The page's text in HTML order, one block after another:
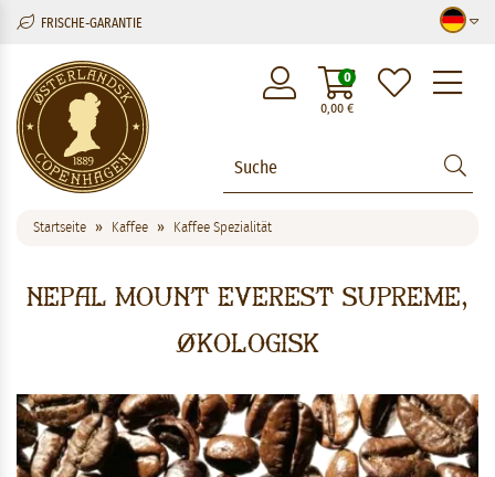
FRISCHE-GARANTIE
0,00€
0
Startseite Kaffee Kaffee Spezialität
Nepal Mount Everest Supreme,
økologisk